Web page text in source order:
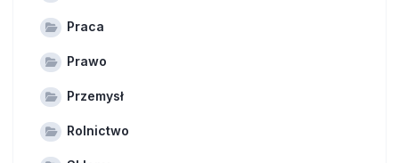
Praca
Prawo
Przemysł
Rolnictwo